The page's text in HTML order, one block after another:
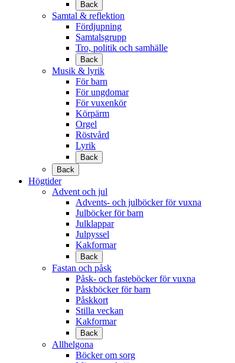
Back
Samtal & reflektion
Fördjupning
Samtalsgrupp
Tro, politik och samhälle
Back
Musik & lyrik
För barn
För ungdomar
För vuxenkör
Körpärm
Orgel
Röstvård
Lyrik
Back
Back
Högtider
Advent och jul
Advents- och julböcker för vuxna
Julböcker för barn
Julklappar
Julpyssel
Kakformar
Back
Fastan och påsk
Påsk- och fasteböcker för vuxna
Påskböcker för barn
Påskkort
Stilla veckan
Kakformar
Back
Allhelgona
Böcker om sorg